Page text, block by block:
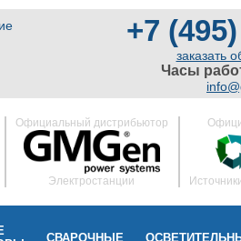
+7
заказать
Часы
Официальный дистрибьютор
Электростанции
СВАРОЧНЫЕ